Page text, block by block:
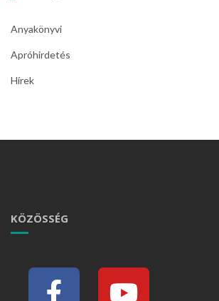
Anyakönyvi
Apróhirdetés
Hírek
KÖZÖSSÉG